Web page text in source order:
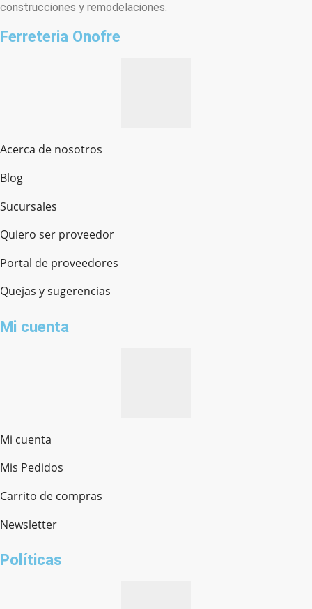
construcciones y remodelaciones.
Ferreteria Onofre
Acerca de nosotros
Blog
Sucursales
Quiero ser proveedor
Portal de proveedores
Quejas y sugerencias
Mi cuenta
Mi cuenta
Mis Pedidos
Carrito de compras
Newsletter
Políticas